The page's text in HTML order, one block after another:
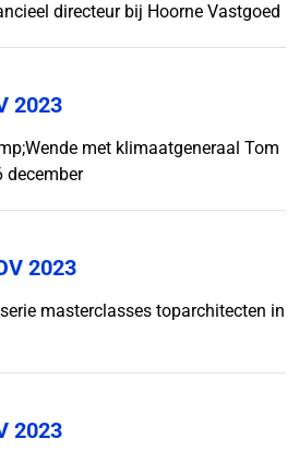
directeur bij Hoorne Vastgoed
2023
met klimaatgeneraal Tom
december
2023
masterclasses toparchitecten in
2023